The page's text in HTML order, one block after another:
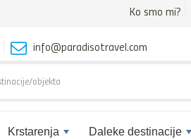
Ko smo mi?
Krstarenja Daleke destinacije
info@paradisotravel.com